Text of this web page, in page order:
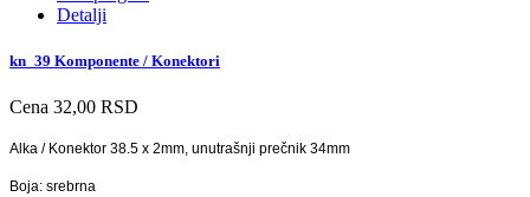
Detalji
kn_39 Komponente / Konektori
Cena 32,00 RSD
Alka / Konektor 38.5 x 2mm, unutrašnji prečnik 34mm
Boja: srebrna